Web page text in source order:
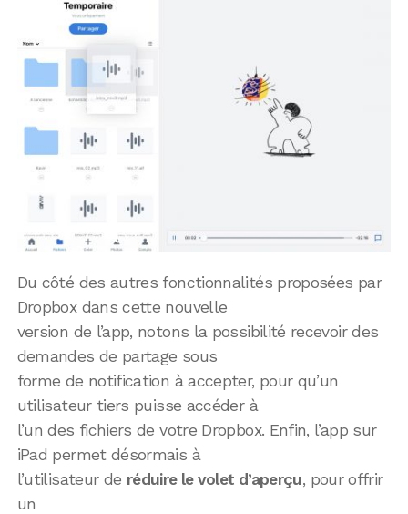
Du côté des autres fonctionnalités proposées par
Dropbox dans cette nouvelle
version de l’app, notons la possibilité recevoir des
demandes de partage sous
forme de notification à accepter, pour qu’un
utilisateur tiers puisse accéder à
l’un des fichiers de votre Dropbox. Enfin, l’app sur
iPad permet désormais à
l’utilisateur de réduire le volet d’aperçu, pour offrir
un